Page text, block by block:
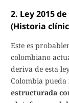
2. Ley 2015
(Historia
Este es
colombiano
deriva de esta
Colombia pueda
estructurada